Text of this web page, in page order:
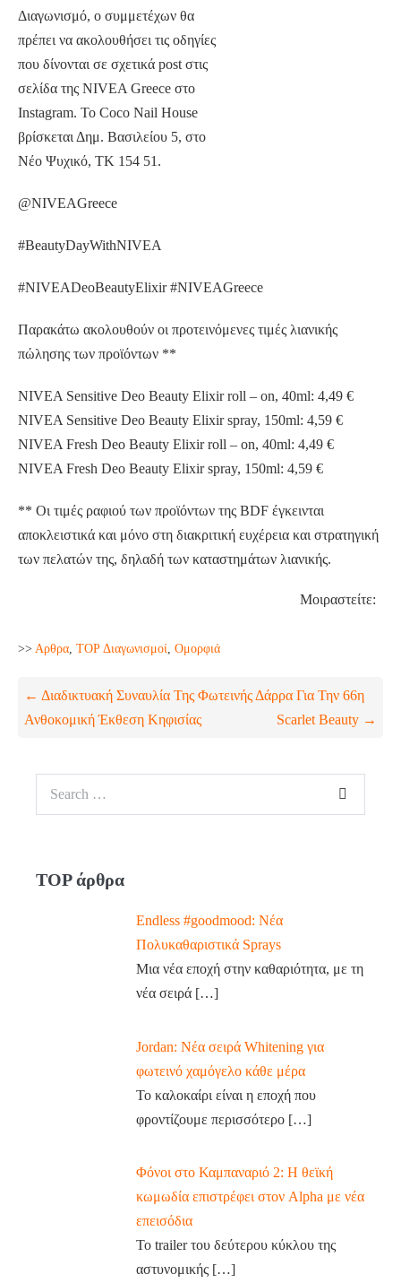
Διαγωνισμό, ο συμμετέχων θα
πρέπει να ακολουθήσει τις οδηγίες
που δίνονται σε σχετικά post στις
σελίδα της NIVEA Greece στο
Instagram. To Coco Nail House
βρίσκεται Δημ. Βασιλείου 5, στο
Νέο Ψυχικό, ΤΚ 154 51.
@NIVEAGreece
#BeautyDayWithNIVEA
#NIVEADeoBeautyElixir #NIVEAGreece
Παρακάτω ακολουθούν οι προτεινόμενες τιμές λιανικής
πώλησης των προϊόντων **
NIVEA Sensitive Deo Beauty Elixir roll – on, 40ml: 4,49 €
NIVEA Sensitive Deo Beauty Elixir spray, 150ml: 4,59 €
NIVEA Fresh Deo Beauty Elixir roll – on, 40ml: 4,49 €
NIVEA Fresh Deo Beauty Elixir spray, 150ml: 4,59 €
** Οι τιμές ραφιού των προϊόντων της BDF έγκεινται
αποκλειστικά και μόνο στη διακριτική ευχέρεια και στρατηγική
των πελατών της, δηλαδή των καταστημάτων λιανικής.
Μοιραστείτε:
>> Aρθρα TOP Διαγωνισμοί Ομορφιά
← Διαδικτυακή Συναυλία Της Φωτεινής Δάρρα Για Την 66η
Ανθοκομική Έκθεση Κηφισίας
Scarlet Beauty →
TOP άρθρα
Endless #goodmood: Νέα
Πολυκαθαριστικά Sprays
Μια νέα εποχή στην καθαριότητα, με τη
νέα σειρά […]
Jordan: Νέα σειρά Whitening για
φωτεινό χαμόγελο κάθε μέρα
Το καλοκαίρι είναι η εποχή που
φροντίζουμε περισσότερο […]
Φόνοι στο Καμπαναριό 2: Η θεϊκή
κωμωδία επιστρέφει στον Alpha με νέα
επεισόδια
Το trailer του δεύτερου κύκλου της
αστυνομικής […]